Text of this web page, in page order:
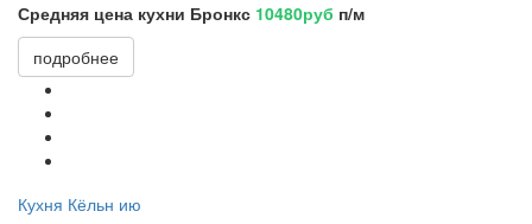
Средняя цена кухни Бронкс 10480руб п/м
подробнее
Кухня Кёльн ию